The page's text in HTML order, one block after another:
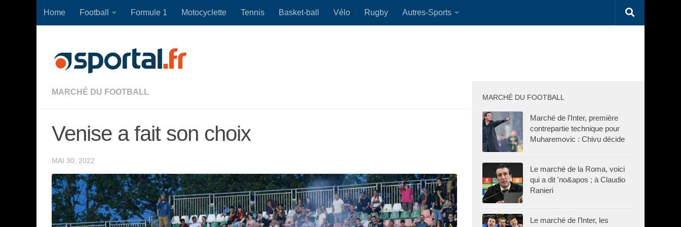
Skip to content
Home Football Formule 1 Motocyclette Tennis Basket-ball Vélo Rugby Autres-Sports
MARCHÉ DU FOOTBALL
Venise a fait son choix
MAI 30, 2022
MARCHÉ DU FOOTBALL
Marché de l’Inter, première
contrepartie technique pour
Muharemovic : Chivu décide
Le marché de la Roma, voici
qui a dit 'no&apos ; à Claudio
Ranieri
Le marché de l’Inter, les